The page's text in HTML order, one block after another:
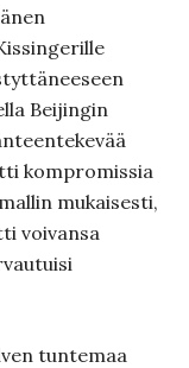
Beijingin
kompromissia
mukaisesti,
voivansa
tuntemaa